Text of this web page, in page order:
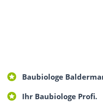
Baubiologe
Ihr Baubiologe Profi.